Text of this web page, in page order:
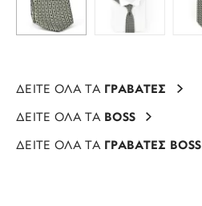
ΔΕΙΤΕ ΟΛΑ ΤΑ ΓΡΑΒΑΤΕΣ
ΔΕΙΤΕ ΟΛΑ ΤΑ BOSS
ΔΕΙΤΕ ΟΛΑ ΤΑ ΓΡΑΒΑΤΕΣ BOSS